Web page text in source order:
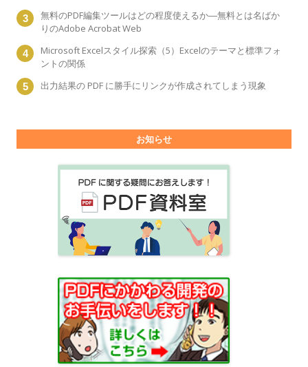
無料のPDF編集ツールはどの程度使えるか―無料とは名ばか
りのAdobe Acrobat Web
Microsoft Excelスタイル探索（5）Excelのテーマと標準フォ
ントの関係
出力結果の PDF に勝手にリンクが作成されてしまう現象
お知らせ